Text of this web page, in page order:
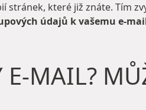
stránek, které již znáte. Tím
údajů k vašemu e-
MAIL?